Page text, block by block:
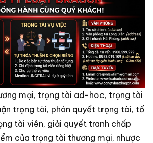
mại, trọng tài ad-hoc, trọng tài
trọng tài, phán quyết trọng tài, tố
tài viên, giải quyết tranh chấp
của trọng tài thương mại, nhược